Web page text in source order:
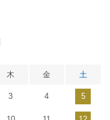
木 金 土
3 4 5